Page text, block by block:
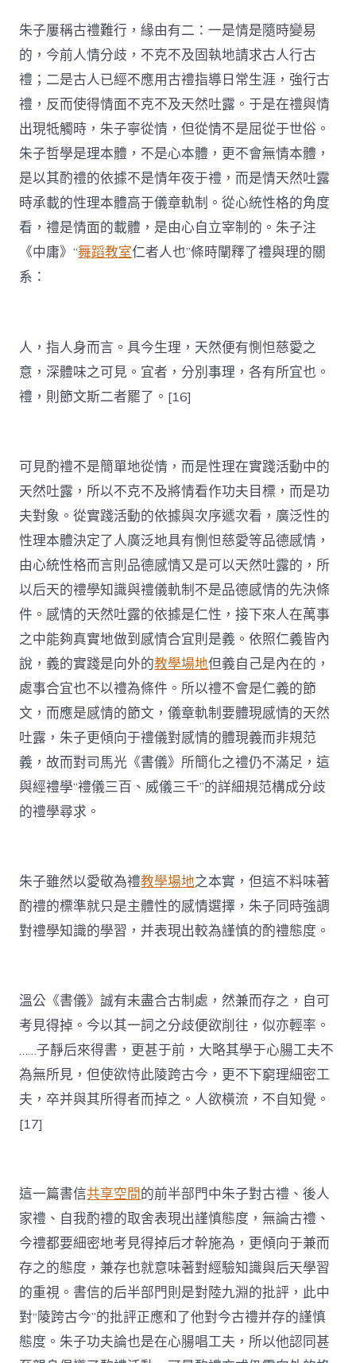
朱子屢稱古禮難行，緣由有二：一是情是隨時變易
的，今前人情分歧，不克不及固執地請求古人行古
禮；二是古人已經不應用古禮指導日常生涯，強行古
禮，反而使得情面不克不及天然吐露。于是在禮與情
出現牴觸時，朱子寧從情，但從情不是屈從于世俗。
朱子哲學是理本體，不是心本體，更不會無情本體，
是以其酌禮的依據不是情年夜于禮，而是情天然吐露
時承載的性理本體高于儀章軌制。從心統性格的角度
看，禮是情面的載體，是由心自立宰制的。朱子注
《中庸》“舞蹈教室仁者人也”條時闡釋了禮與理的關
系：
人，指人身而言。具今生理，天然便有惻怛慈愛之
意，深體味之可見。宜者，分別事理，各有所宜也。
禮，則節文斯二者罷了。[16]
可見酌禮不是簡單地從情，而是性理在實踐活動中的
天然吐露，所以不克不及將情看作功夫目標，而是功
夫對象。從實踐活動的依據與次序遞次看，廣泛性的
性理本體決定了人廣泛地具有惻怛慈愛等品德感情，
由心統性格而言則品德感情又是可以天然吐露的，所
以后天的禮學知識與禮儀軌制不是品德感情的先決條
件。感情的天然吐露的依據是仁性，接下來人在萬事
之中能夠真實地做到感情合宜則是義。依照仁義皆內
說，義的實踐是向外的教學場地但義自己是內在的，
處事合宜也不以禮為條件。所以禮不會是仁義的節
文，而應是感情的節文，儀章軌制要體現感情的天然
吐露，朱子更傾向于禮儀對感情的體現義而非規范
義，故而對司馬光《書儀》所簡化之禮仍不滿足，這
與經禮學“禮儀三百、威儀三千”的詳細規范構成分歧
的禮學尋求。
朱子雖然以愛敬為禮教學場地之本實，但這不料味著
酌禮的標準就只是主體性的感情選擇，朱子同時強調
對禮學知識的學習，并表現出較為謹慎的酌禮態度。
溫公《書儀》誠有未盡合古制處，然兼而存之，自可
考見得掉。今以其一詞之分歧便欲削往，似亦輕率。
……子靜后來得書，更甚于前，大略其學于心腸工夫不
為無所見，但使欲恃此陵跨古今，更不下窮理細密工
夫，卒并與其所得者而掉之。人欲橫流，不自知覺。
[17]
這一篇書信共享空間的前半部門中朱子對古禮、後人
家禮、自我酌禮的取舍表現出謹慎態度，無論古禮、
今禮都要細密地考見得掉后才幹施為，更傾向于兼而
存之的態度，兼存也就意味著對經驗知識與后天學習
的重視。書信的后半部門則是對陸九淵的批評，此中
對“陵跨古今”的批評正應和了他對今古禮并存的謹慎
態度。朱子功夫論也是在心腸唱工夫，所以他認同甚